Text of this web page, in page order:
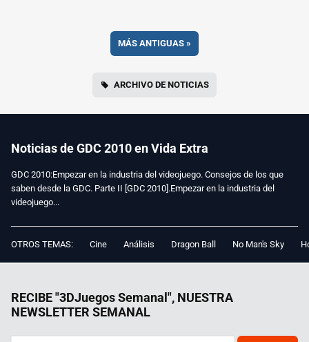
MÁS ANTIGUAS »
ARCHIVO DE NOTICIAS
Noticias de GDC 2010 en Vida Extra
GDC 2010:Empezar en la industria del videojuego. Consejos de los que
saben desde la GDC. Parte II [GDC 2010].Empezar en la industria del
videojuego...
OTROS TEMAS: Cine Análisis Dragon Ball No Man's Sky
RECIBE "3DJuegos Semanal", NUESTRA
NEWSLETTER SEMANAL